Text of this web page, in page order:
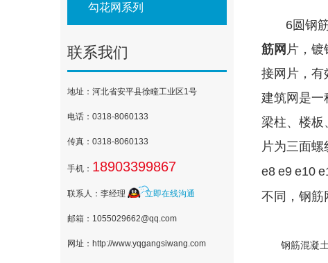
勾花网系列
联系我们
地址：河北省安平县徐疃工业区1号
电话：0318-8060133
传真：0318-8060133
手机： 18903399867
联系人：李经理 立即在线沟通
邮箱：1055029662@qq.com
网址：http://www.yqgangsiwang.com
6圆钢筋
筋网 片，
接网片，有
建筑网是一
梁柱、楼板
片为三面
e8 e9 e10
不同，钢筋
钢筋混凝土